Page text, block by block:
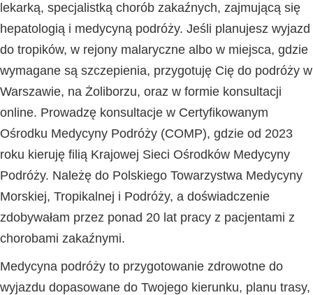
lekarką, specjalistką chorób zakaźnych, zajmującą się
hepatologią i medycyną podróży. Jeśli planujesz wyjazd
do tropików, w rejony malaryczne albo w miejsca, gdzie
wymagane są szczepienia, przygotuję Cię do podróży w
Warszawie, na Żoliborzu, oraz w formie konsultacji
online. Prowadzę konsultacje w Certyfikowanym
Ośrodku Medycyny Podróży (COMP), gdzie od 2023
roku kieruję filią Krajowej Sieci Ośrodków Medycyny
Podróży. Należę do Polskiego Towarzystwa Medycyny
Morskiej, Tropikalnej i Podróży, a doświadczenie
zdobywałam przez ponad 20 lat pracy z pacjentami z
chorobami zakaźnymi.
Medycyna podróży to przygotowanie zdrowotne do
wyjazdu dopasowane do Twojego kierunku, planu trasy,